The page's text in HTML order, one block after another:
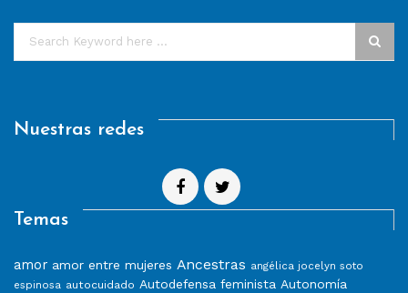
Nuestras redes
Temas
amor amor entre mujeres Ancestras angélica jocelyn soto
espinosa autocuidado Autodefensa feminista Autonomía